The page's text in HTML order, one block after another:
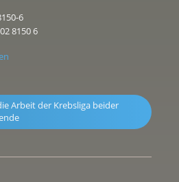
6
8150 6
Arbeit der Krebsliga beider